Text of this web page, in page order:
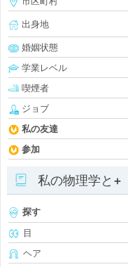
出身地
婚姻状態
学業レベル
喫煙者
ジョブ
私の友達
参加
私の物理学と+
探す
目
ヘア